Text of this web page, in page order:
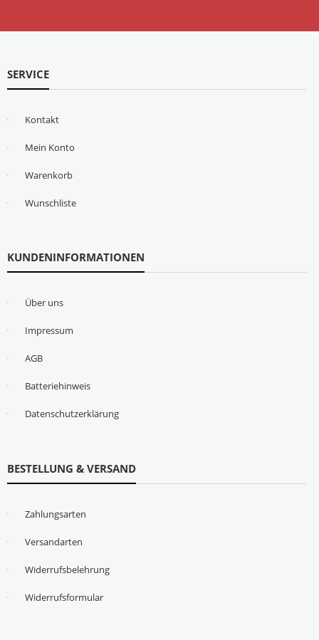
SERVICE
Kontakt
Mein Konto
Warenkorb
Wunschliste
KUNDENINFORMATIONEN
Über uns
Impressum
AGB
Batteriehinweis
Datenschutzerklärung
BESTELLUNG & VERSAND
Zahlungsarten
Versandarten
Widerrufsbelehrung
Widerrufsformular